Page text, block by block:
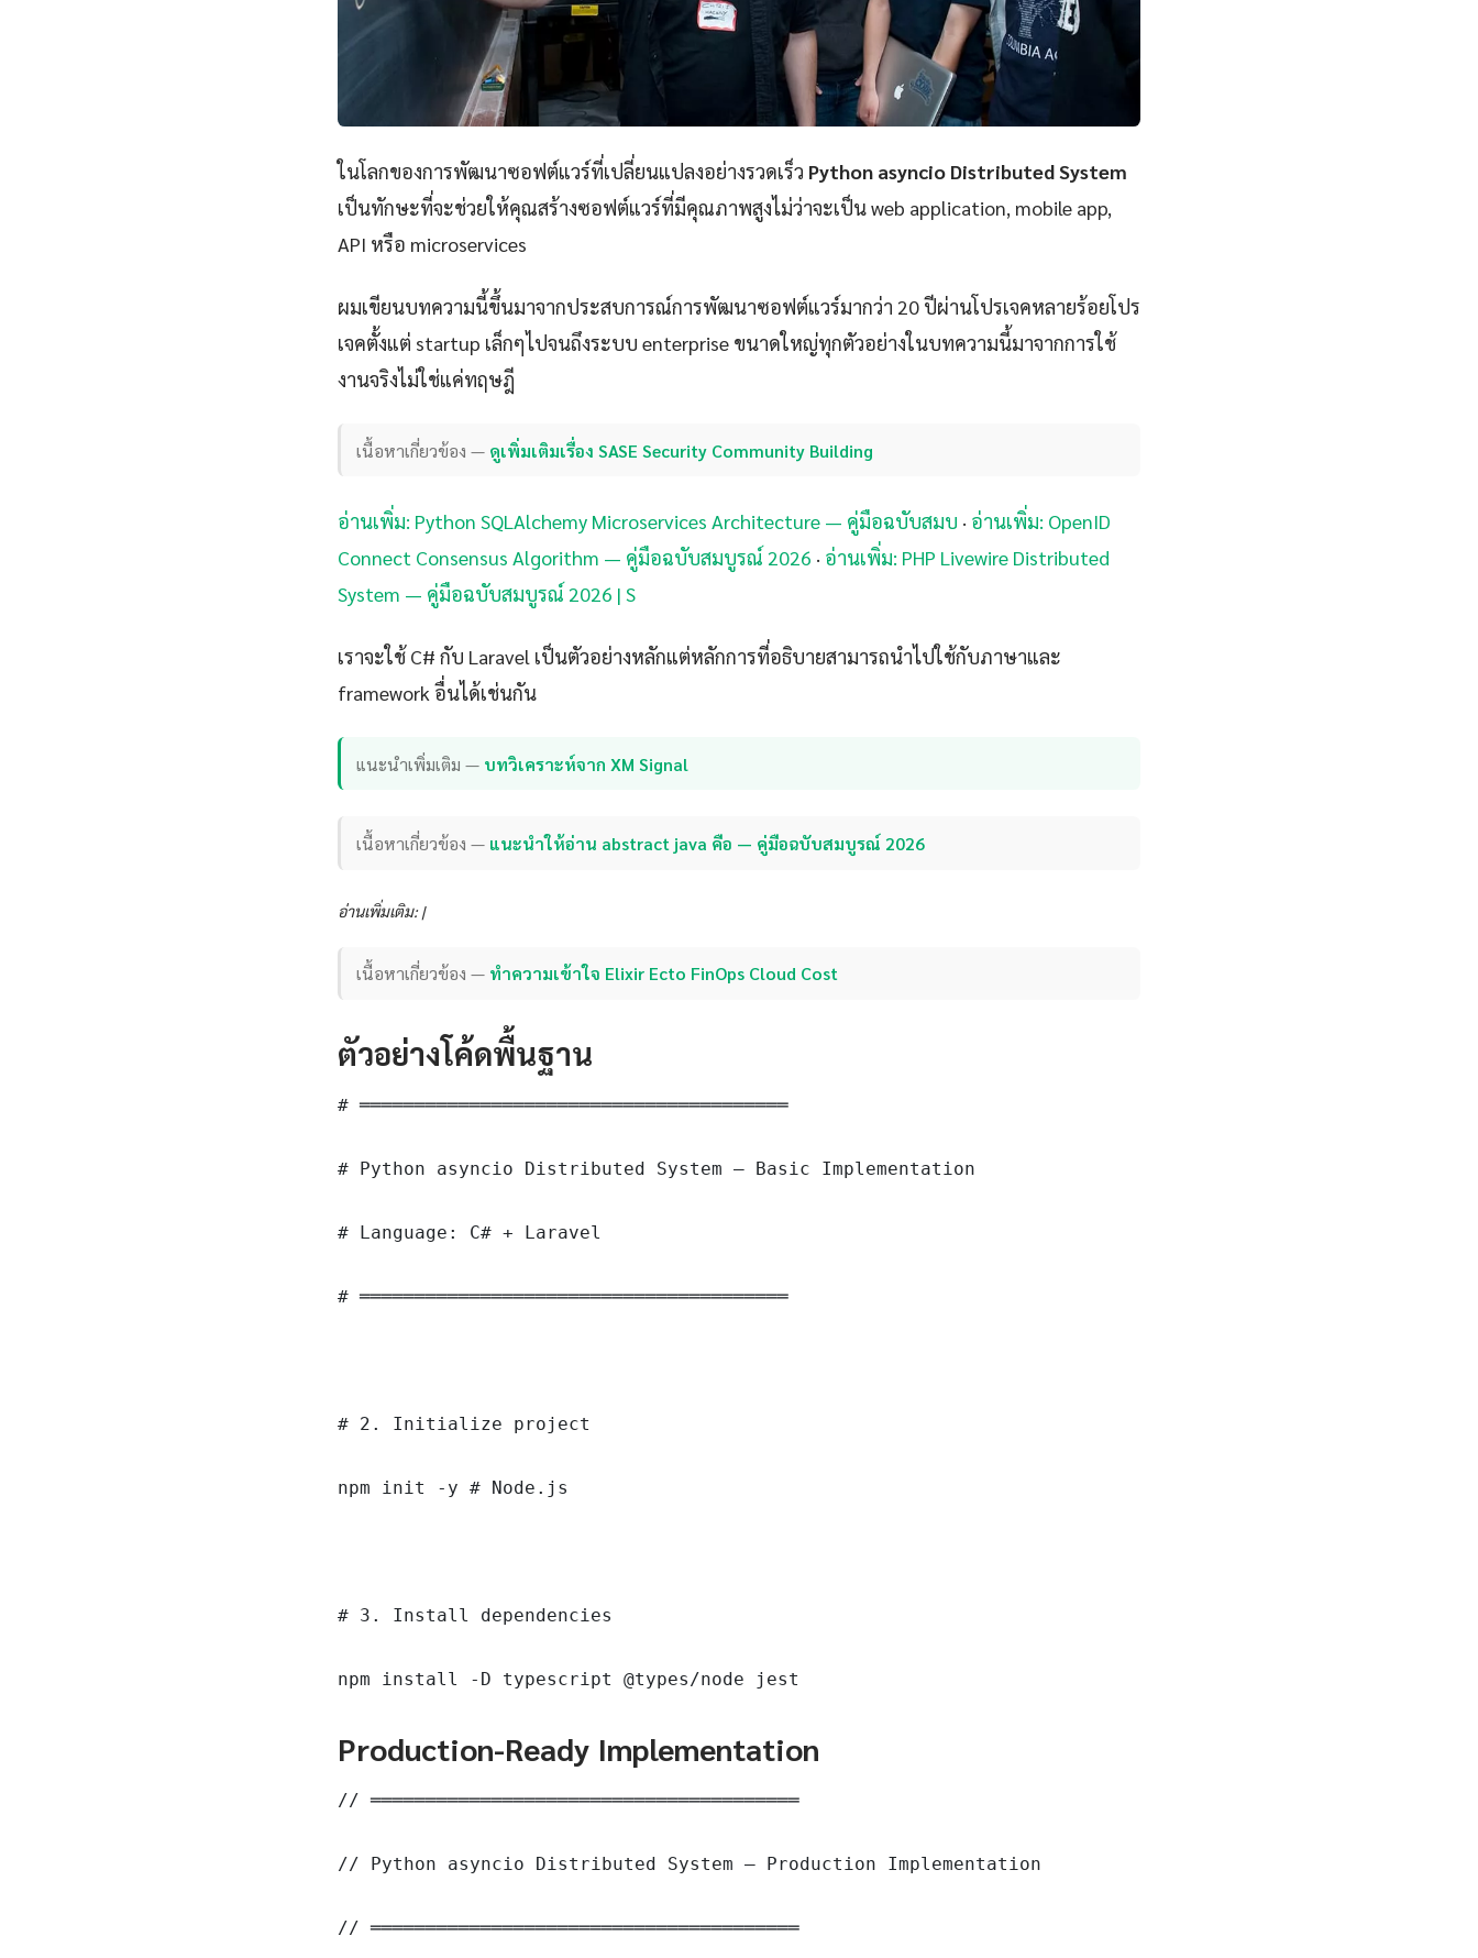
ในโลกของการพัฒนาซอฟต์แวร์ที่เปลี่ยนแปลงอย่างรวดเร็ว Python asyncio Distributed System
เป็นทักษะที่จะช่วยให้คุณสร้างซอฟต์แวร์ที่มีคุณภาพสูงไม่ว่าจะเป็น web application, mobile app,
API หรือ microservices
ผมเขียนบทความนี้ขึ้นมาจากประสบการณ์การพัฒนาซอฟต์แวร์มากว่า 20 ปีผ่านโปรเจคหลายร้อยโปร
เจคตั้งแต่ startup เล็กๆไปจนถึงระบบ enterprise ขนาดใหญ่ทุกตัวอย่างในบทความนี้มาจากการใช้
งานจริงไม่ใช่แค่ทฤษฎี
เนื้อหาเกี่ยวข้อง — ดูเพิ่มเติมเรื่อง SASE Security Community Building
อ่านเพิ่ม: Python SQLAlchemy Microservices Architecture — คู่มือฉบับสมบ · อ่านเพิ่ม: OpenID
Connect Consensus Algorithm — คู่มือฉบับสมบูรณ์ 2026 · อ่านเพิ่ม: PHP Livewire Distributed
System — คู่มือฉบับสมบูรณ์ 2026 | S
เราจะใช้ C# กับ Laravel เป็นตัวอย่างหลักแต่หลักการที่อธิบายสามารถนำไปใช้กับภาษาและ
framework อื่นได้เช่นกัน
แนะนำเพิ่มเติม — บทวิเคราะห์จาก XM Signal
เนื้อหาเกี่ยวข้อง — แนะนำให้อ่าน abstract java คือ — คู่มือฉบับสมบูรณ์ 2026
อ่านเพิ่มเติม: |
เนื้อหาเกี่ยวข้อง — ทำความเข้าใจ Elixir Ecto FinOps Cloud Cost
ตัวอย่างโค้ดพื้นฐาน
# ═══════════════════════════════════════
# Python asyncio Distributed System — Basic Implementation
# Language: C# + Laravel
# ═══════════════════════════════════════
# 2. Initialize project
npm init -y # Node.js
# 3. Install dependencies
npm install -D typescript @types/node jest
Production-Ready Implementation
// ═══════════════════════════════════════
// Python asyncio Distributed System — Production Implementation
// ═══════════════════════════════════════